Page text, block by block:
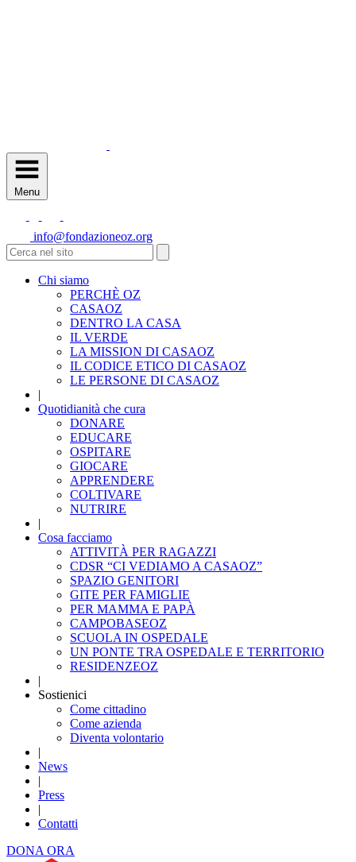
Menu
info@fondazioneoz.org
Chi siamo
PERCHÈ OZ
CASAOZ
DENTRO LA CASA
IL VERDE
LA MISSION DI CASAOZ
IL CODICE ETICO DI CASAOZ
LE PERSONE DI CASAOZ
|
Quotidianità che cura
DONARE
EDUCARE
OSPITARE
GIOCARE
APPRENDERE
COLTIVARE
NUTRIRE
|
Cosa facciamo
ATTIVITÀ PER RAGAZZI
CDSR “CI VEDIAMO A CASAOZ”
SPAZIO GENITORI
GITE PER FAMIGLIE
PER MAMMA E PAPÀ
CAMPOBASEOZ
SCUOLA IN OSPEDALE
UN PONTE TRA OSPEDALE E TERRITORIO
RESIDENZEOZ
|
Sostienici
Come cittadino
Come azienda
Diventa volontario
|
News
|
Press
|
Contatti
DONA ORA